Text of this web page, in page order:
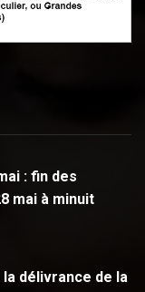
: fin des
mai à minuit
délivrance de la